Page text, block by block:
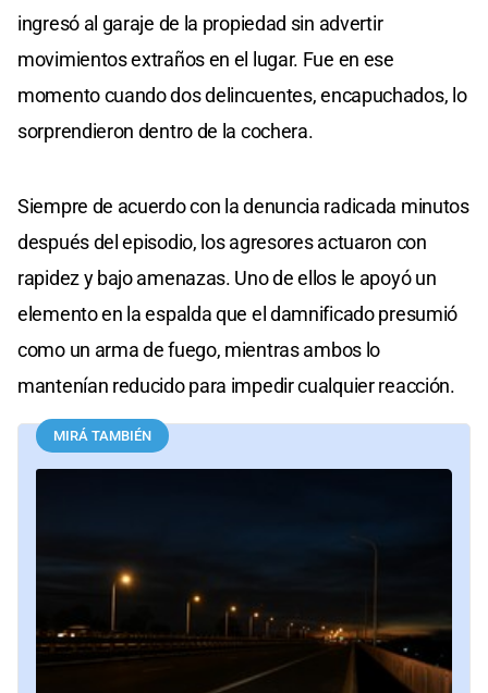
ingresó al garaje de la propiedad sin advertir
movimientos extraños en el lugar. Fue en ese
momento cuando dos delincuentes, encapuchados, lo
sorprendieron dentro de la cochera.
Siempre de acuerdo con la denuncia radicada minutos
después del episodio, los agresores actuaron con
rapidez y bajo amenazas. Uno de ellos le apoyó un
elemento en la espalda que el damnificado presumió
como un arma de fuego, mientras ambos lo
mantenían reducido para impedir cualquier reacción.
MIRÁ TAMBIÉN